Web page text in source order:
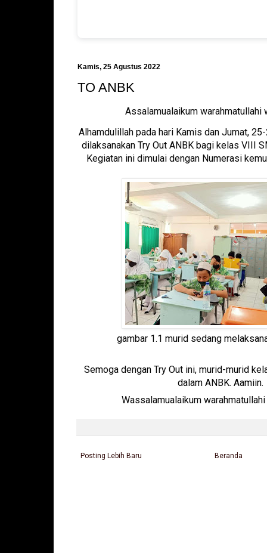
Kamis, 25 Agustus 2022
TO ANBK
Assalamualaikum warahmatullahi
Alhamdulillah pada hari Kamis dan Jumat,
dilaksanakan Try Out ANBK bagi kelas VIII
Kegiatan ini dimulai dengan Numerasi
gambar 1.1 murid sedang
Semoga dengan Try Out ini, murid-murid
dalam ANBK. Aamiin.
Wassalamualaikum
Posting Lebih Baru Beranda